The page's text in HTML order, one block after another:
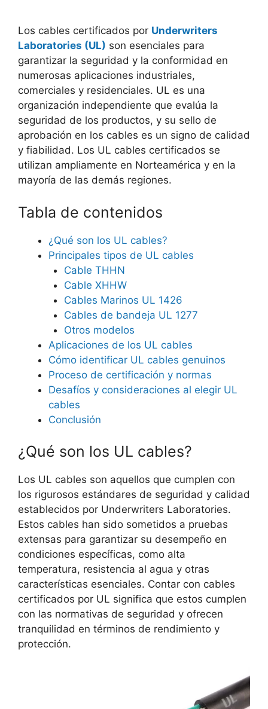
Los cables certificados por Underwriters
Laboratories (UL) son esenciales para
garantizar la seguridad y la conformidad en
numerosas aplicaciones industriales,
comerciales y residenciales. UL es una
organización independiente que evalúa la
seguridad de los productos, y su sello de
aprobación en los cables es un signo de calidad
y fiabilidad. Los UL cables certificados se
utilizan ampliamente en Norteamérica y en la
mayoría de las demás regiones.
Tabla de contenidos
¿Qué son los UL cables?
Principales tipos de UL cables
Cable THHN
Cable XHHW
Cables Marinos UL 1426
Cables de bandeja UL 1277
Otros modelos
Aplicaciones de los UL cables
Cómo identificar UL cables genuinos
Proceso de certificación y normas
Desafíos y consideraciones al elegir UL
cables
Conclusión
¿Qué son los UL cables?
Los UL cables son aquellos que cumplen con
los rigurosos estándares de seguridad y calidad
establecidos por Underwriters Laboratories.
Estos cables han sido sometidos a pruebas
extensas para garantizar su desempeño en
condiciones específicas, como alta
temperatura, resistencia al agua y otras
características esenciales. Contar con cables
certificados por UL significa que estos cumplen
con las normativas de seguridad y ofrecen
tranquilidad en términos de rendimiento y
protección.